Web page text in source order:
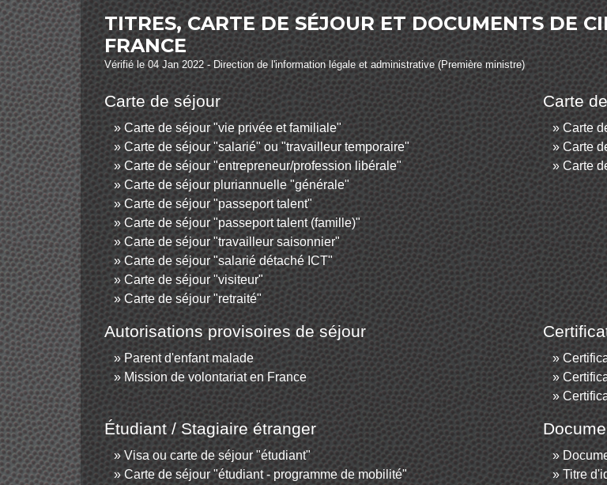
TITRES, CARTE DE SÉJOUR ET DOCUMENTS DE
FRANCE
Vérifié le 04 Jan 2022 - Direction de l'information légale et administrative (Première ministre)
Carte de séjour
Carte de séjour "vie privée et familiale"
Carte de séjour "salarié" ou "travailleur temporaire"
Carte de séjour "entrepreneur/profession libérale"
Carte de séjour pluriannuelle "générale"
Carte de séjour "passeport talent"
Carte de séjour "passeport talent (famille)"
Carte de séjour "travailleur saisonnier"
Carte de séjour "salarié détaché ICT"
Carte de séjour "visiteur"
Carte de séjour "retraité"
Carte
Carte
Carte
Carte
Autorisations provisoires de séjour
Parent d'enfant malade
Mission de volontariat en France
Étudiant / Stagiaire étranger
Visa ou carte de séjour "étudiant"
Carte de séjour "étudiant - programme de mobilité"
Titre